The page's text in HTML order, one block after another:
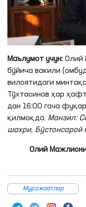
Маълумот учун: Олий
бўйича вакили
вилоятидаги
Тўхтасинов ҳар
дан 16:00 гача
қилмоқда. Манзил:
шахри, Бўстонсарой
Олий
Мурожаатлар